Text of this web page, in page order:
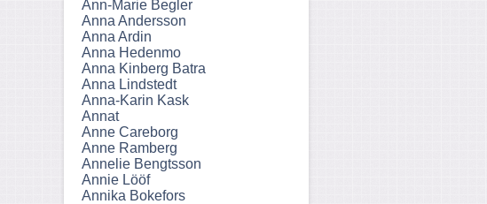
Ann-Marie Begler
Anna Andersson
Anna Ardin
Anna Hedenmo
Anna Kinberg Batra
Anna Lindstedt
Anna-Karin Kask
Annat
Anne Careborg
Anne Ramberg
Annelie Bengtsson
Annie Lööf
Annika Bokefors